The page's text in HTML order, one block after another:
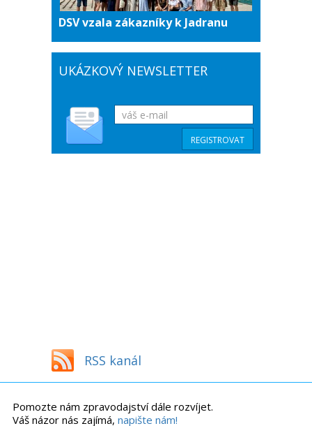
DSV vzala zákazníky k Jadranu
UKÁZKOVÝ NEWSLETTER
RSS kanál
Pomozte nám zpravodajství dále rozvíjet.
Váš názor nás zajímá, napište nám!